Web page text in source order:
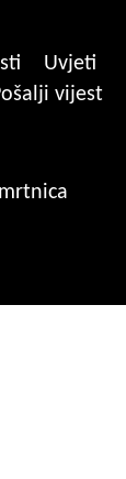
Uvjeti
vijest